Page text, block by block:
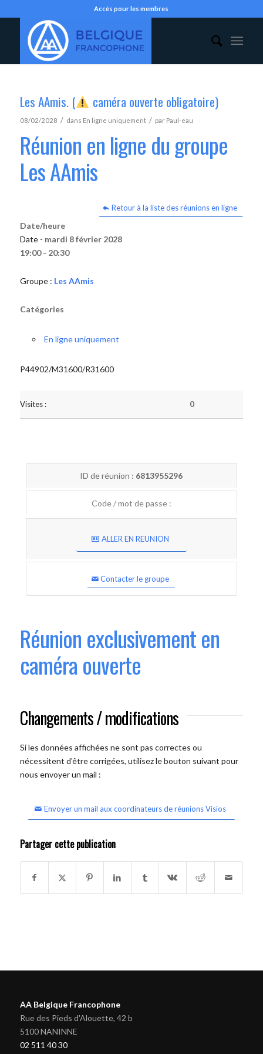
Accès pour les membres
Les AAmis. ( caméra ouverte obligatoire)
08/02/2028 / dans En ligne uniquement / par Paul-eau
Réunion en ligne du groupe
Les AAmis
Retour à la liste des réunions en ligne
Date/heure
Date - mardi 8 février 2028
19:00 - 20:30
Groupe : Les AAmis
Catégories
En ligne uniquement
P44902/M31600/R31600
Visites : 0
ID de réunion : 6813955296
Code / mot de passe :
ALLER EN REUNION
Contacter le groupe
Réunion exclusivement en
caméra ouverte
Changements / modifications
Si les données affichées ne sont pas correctes ou
nécessitent d'être corrigées, utilisez le bouton suivant pour
nous envoyer un mail :
Envoyer un mail aux coordinateurs de réunions Visios
Partager cette publication
AA Belgique Francophone
Rue des Pieds d'Alouette, 42 b
5100 NANINNE
02 511 40 30